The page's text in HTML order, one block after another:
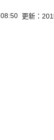
更新：